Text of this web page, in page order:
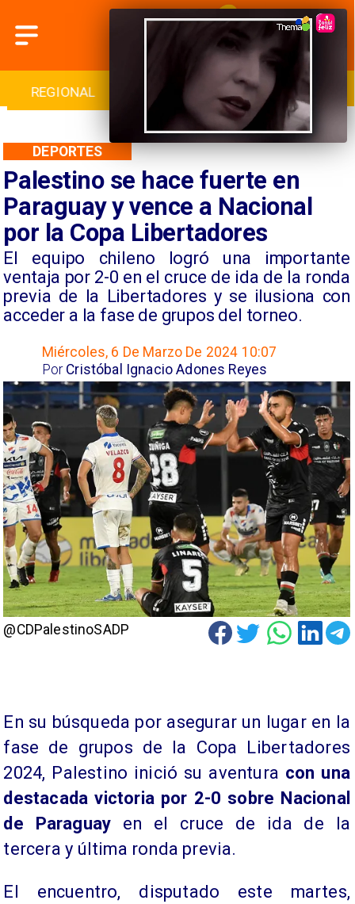
INTERNACIONAL DEPORTES CULTURA
Palestino se hace fuerte en
Paraguay y vence a Nacional
por la Copa Libertadores
​El equipo chileno logró una importante
ventaja por 2-0 en el cruce de ida de la ronda
previa de la Libertadores y se ilusiona con
acceder a la fase de grupos del torneo.
DEPORTES
Miércoles, 6 De Marzo De 2024 10:07
Cristóbal Ignacio Adones Reyes
Por
@CDPalestinoSADP
​En su búsqueda por asegurar un lugar en la
fase de grupos de la Copa Libertadores
2024, Palestino inició su aventura con una
destacada victoria por 2-0 sobre Nacional
de Paraguay en el cruce de ida de la
tercera y última ronda previa.
El encuentro, disputado este martes,